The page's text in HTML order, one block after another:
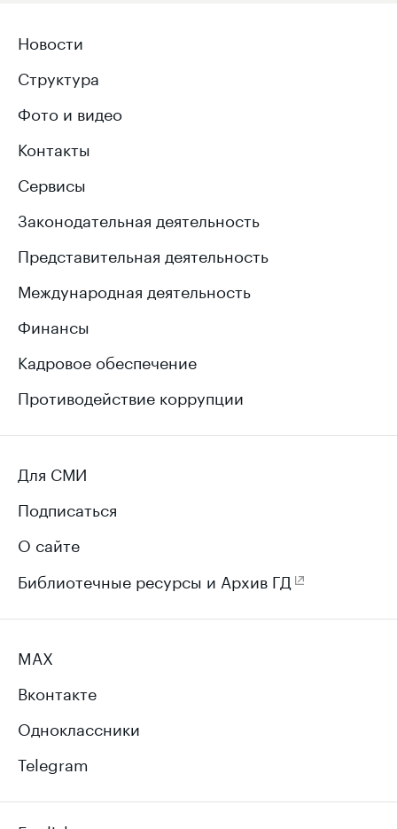
Новости
Структура
Фото и видео
Контакты
Сервисы
Законодательная деятельность
Представительная деятельность
Международная деятельность
Финансы
Кадровое обеспечение
Противодействие коррупции
Для СМИ
Подписаться
О сайте
Библиотечные ресурсы и Архив ГД
MAX
Вконтакте
Одноклассники
Telegram